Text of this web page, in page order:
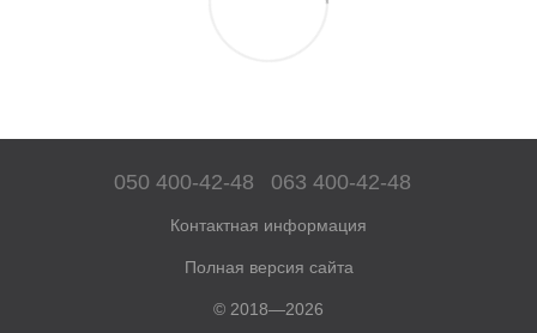
050 400-42-48 063 400-42-48
Контактная информация
Полная версия сайта
© 2018—2026